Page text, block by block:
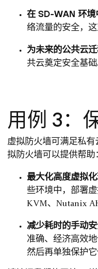
在 SD-WAN 环境
络流量的安全，
为未来的公共云迁
共云奠定安全基
用例 3：
虚拟防火墙可满足私
拟防火墙可以提供帮助
最大化高度虚拟化
些环境中，部署
KVM、Nutanix
减少耗时的手动安
准确、经济高效
然后再单独保护它